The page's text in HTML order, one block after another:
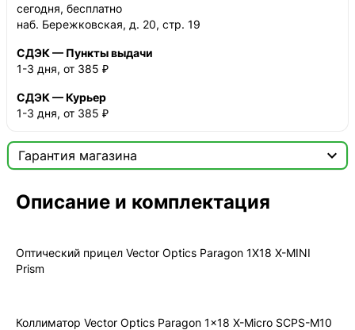
сегодня, бесплатно
наб. Бережковская, д. 20, стр. 19
СДЭК — Пункты выдачи
1-3 дня, от 385 ₽
СДЭК — Курьер
1-3 дня, от 385 ₽
Гарантия магазина


Мы продаём только оригинальную продукцию с
Описание и комплектация
Оптический прицел Vector Optics Paragon 1X18 X-MINI
Prism
Коллиматор Vector Optics Paragon 1x18 Х-Micro SCPS-M10